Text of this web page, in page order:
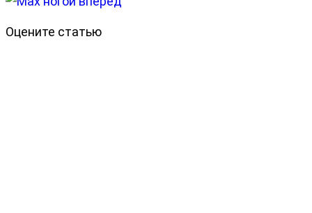
Оцените статью